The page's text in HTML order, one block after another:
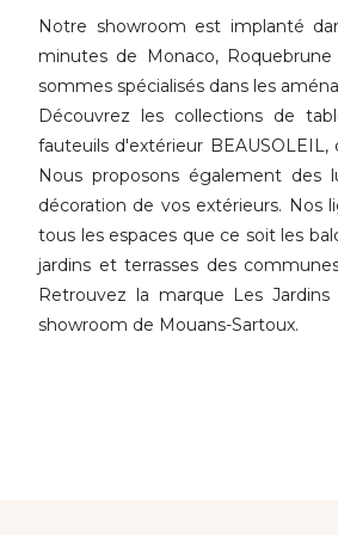
Notre showroom est implanté
minutes de Monaco,
sommes spécialisés dans les
Découvrez les collections de
fauteuils d'extérieur BEAUSOLEIL,
Nous proposons également des
décoration de vos extérieurs. Nos
tous les espaces que ce soit les
jardins et terrasses des
Retrouvez la marque Les
showroom de Mouans-Sartoux.